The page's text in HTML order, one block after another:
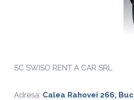
SC SWISO RENT A CAR SRL
Adresa: Calea Rahovei 266,